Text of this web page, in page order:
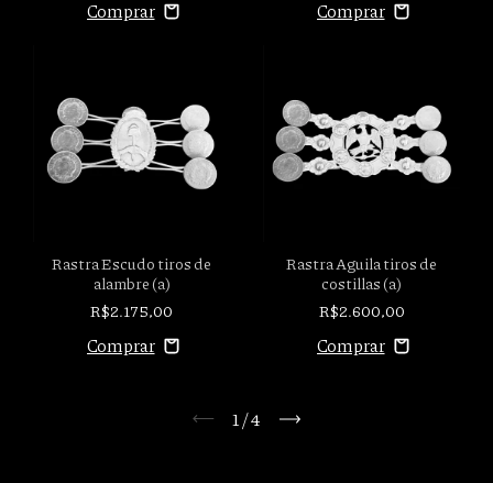
Rastra Escudo tiros de
alambre (a)
R$2.175,00
Rastra Aguila tiros de
costillas (a)
R$2.600,00
1/4